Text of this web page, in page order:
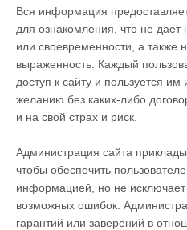
Вся информация
для ознакомления, что не дает
или своевременности, а также
выраженность. Каждый
доступ к сайту и пользуется
желанию без каких-либо
и на свой страх и риск.
Администрация сайта
чтобы обеспечить
информацией, но не
возможных ошибок.
гарантий или заверений в